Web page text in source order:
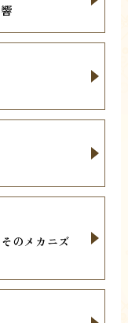
のメカニズ